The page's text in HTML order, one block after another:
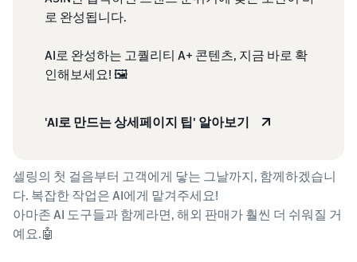
로 완성됩니다.
AI로 완성하는 고퀄리티 A+ 콘텐츠, 지금 바로 확
인해보세요! 🖼️
'AI로 만드는 상세페이지 팁' 알아보기
셀링의 첫 걸음부터 고객에게 닿는 그날까지, 함께하겠습니
다. 복잡한 작업은 AI에게 맡겨주세요!
아마존 AI 도구들과 함께라면, 해외 판매가 훨씬 더 쉬워질 거
예요.🤖